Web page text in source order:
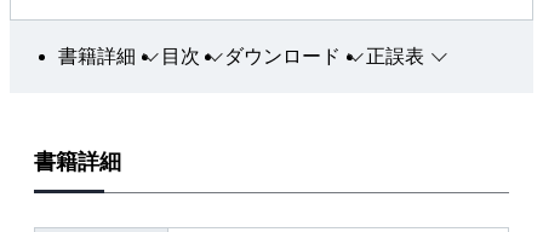
企画・開発・運用といったフェーズごとに、どの場面でどん
〇参照すべき法律・ガイドラインを見つけられる
書籍詳細 目次 ダウンロード 正誤表
書籍詳細